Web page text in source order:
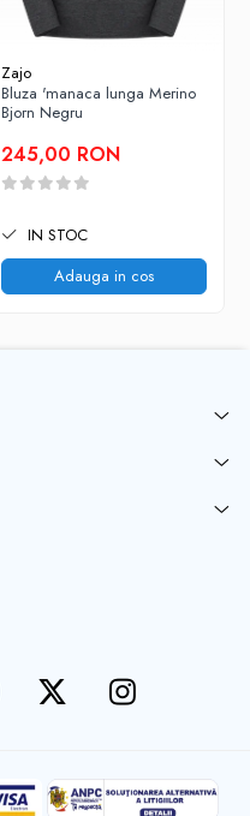
Zajo
Bluza 'manaca lunga Merino
Bjorn Negru
245,00 RON
IN STOC
Adauga in cos